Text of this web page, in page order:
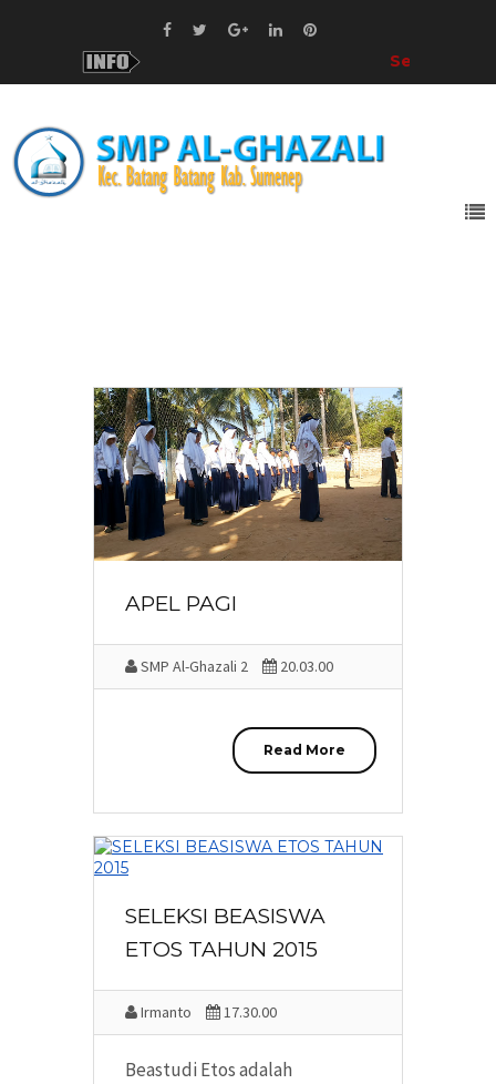
Selamat
APEL PAGI
SMP Al-Ghazali 2 20.03.00
Read More
SELEKSI BEASISWA
ETOS TAHUN 2015
Irmanto 17.30.00
Beastudi Etos adalah